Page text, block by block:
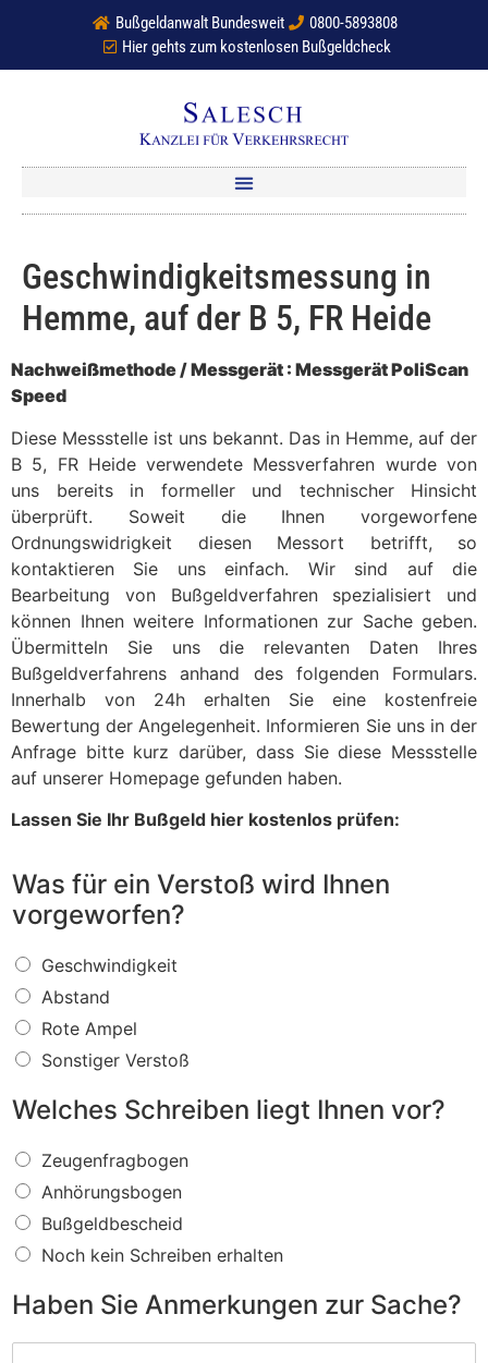
Bußgeldanwalt Bundesweit
0800-5893808
Hier gehts zum kostenlosen Bußgeldcheck
Geschwindigkeitsmessung in
Hemme, auf der B 5, FR Heide
Nachweißmethode / Messgerät : Messgerät PoliScan
Speed
Diese Messstelle ist uns bekannt. Das in Hemme, auf der
B 5, FR Heide verwendete Messverfahren wurde von
uns bereits in formeller und technischer Hinsicht
überprüft. Soweit die Ihnen vorgeworfene
Ordnungswidrigkeit diesen Messort betrifft, so
kontaktieren Sie uns einfach. Wir sind auf die
Bearbeitung von Bußgeldverfahren spezialisiert und
können Ihnen weitere Informationen zur Sache geben.
Übermitteln Sie uns die relevanten Daten Ihres
Bußgeldverfahrens anhand des folgenden Formulars.
Innerhalb von 24h erhalten Sie eine kostenfreie
Bewertung der Angelegenheit. Informieren Sie uns in der
Anfrage bitte kurz darüber, dass Sie diese Messstelle
auf unserer Homepage gefunden haben.
Lassen Sie Ihr Bußgeld hier kostenlos prüfen:
Was für ein Verstoß wird Ihnen
vorgeworfen?
W
a
s
f
ü
r
i
V
e
r
s
t
o
ß
w
Geschwindigkeit
Abstand
Rote Ampel
Sonstiger Verstoß
Welches Schreiben liegt Ihnen vor?
W
e
c
h
e
S
Zeugenfragbogen
Anhörungsbogen
Bußgeldbescheid
Noch kein Schreiben erhalten
Haben Sie Anmerkungen zur Sache?